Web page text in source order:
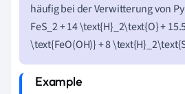
häufig bei der Verwitterung von
FeS_2 + 14 \text{H}_2\text{O} +
\text{FeO(OH)} + 8